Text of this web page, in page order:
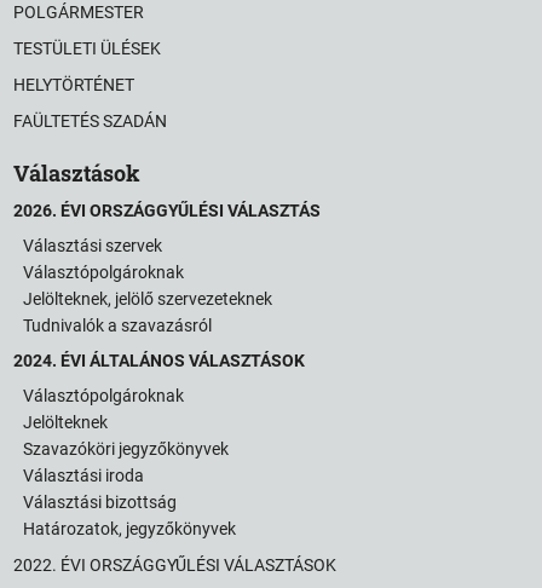
POLGÁRMESTER
TESTÜLETI ÜLÉSEK
HELYTÖRTÉNET
FAÜLTETÉS SZADÁN
Választások
2026. ÉVI ORSZÁGGYŰLÉSI VÁLASZTÁS
Választási szervek
Választópolgároknak
Jelölteknek, jelölő szervezeteknek
Tudnivalók a szavazásról
2024. ÉVI ÁLTALÁNOS VÁLASZTÁSOK
Választópolgároknak
Jelölteknek
Szavazóköri jegyzőkönyvek
Választási iroda
Választási bizottság
Határozatok, jegyzőkönyvek
2022. ÉVI ORSZÁGGYŰLÉSI VÁLASZTÁSOK